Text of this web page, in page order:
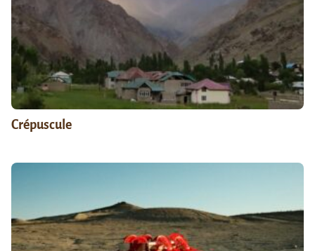
Crépuscule